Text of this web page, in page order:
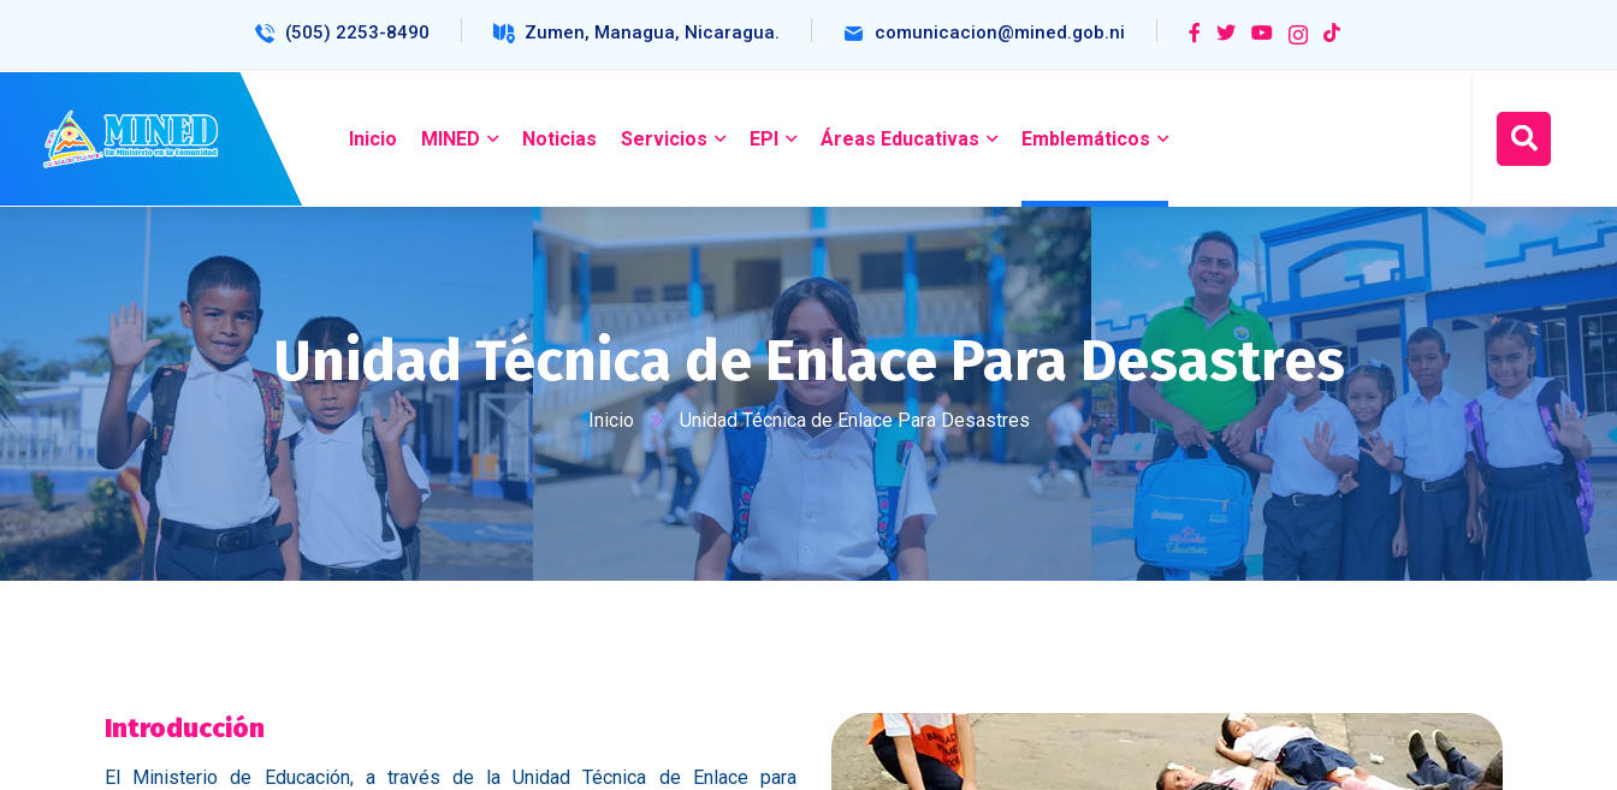
(505) 2253-8490 Zumen, Managua, Nicaragua. comunicacion@mined.gob.ni
Inicio MINED Noticias Servicios EPI Áreas Educativas Emblemáticos
Unidad Técnica de Enlace Para Desastres
Inicio Unidad Técnica de Enlace Para Desastres
Introducción
El Ministerio de Educación, a través de la Unidad Técnica de Enlace para